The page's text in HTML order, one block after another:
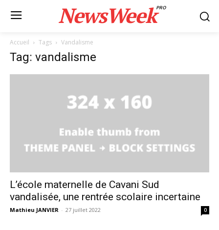
NewsWeekPRO
Accueil Tags Vandalisme
Tag: vandalisme
L’école maternelle de Cavani Sud
vandalisée, une rentrée scolaire incertaine
Mathieu JANVIER - 27 juillet 2022 0